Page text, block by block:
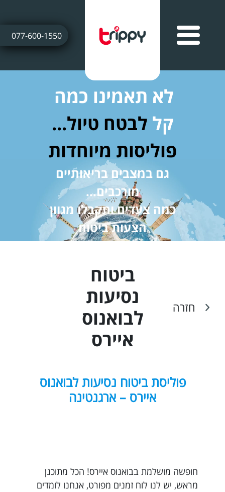
077-600-1550
לא תאמינו כמה
קל לבטח טיול...
פוליסות מיוחדות
גם במצבים בריאותיים
מורכבים...
כמה צעדים ותקבלו מגוון
הצעות ביטוח
חזרה
ביטוח
נסיעות
לבואנוס
איירס
פוליסת ביטוח נסיעות לבואנוס
איירס – ארגנטינה
חופשה מושלמת בבואנוס איירס! הכל מתוכנן
מראש, יש לנו לוח זמנים מפורט, אנחנו לומדים